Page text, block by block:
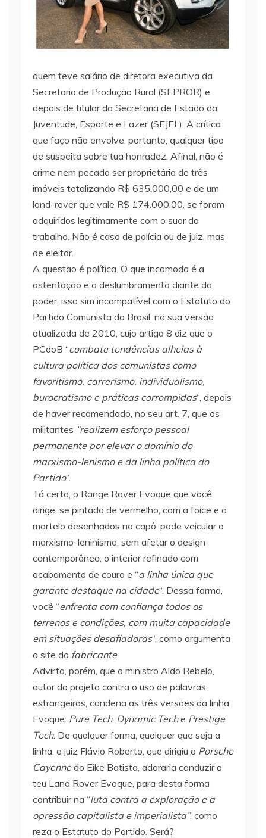
quem teve salário de diretora executiva da
Secretaria de Produção Rural (SEPROR) e
depois de titular da Secretaria de Estado da
Juventude, Esporte e Lazer (SEJEL). A crítica
que faço não envolve, portanto, qualquer tipo
de suspeita sobre tua honradez. Afinal, não é
crime nem pecado ser proprietária de três
imóveis totalizando R$ 635.000,00 e de um
land-rover que vale R$ 174.000,00, se foram
adquiridos legitimamente com o suor do
trabalho. Não é caso de polícia ou de juiz, mas
de eleitor.
A questão é política. O que incomoda é a
ostentação e o deslumbramento diante do
poder, isso sim incompatível com o Estatuto do
Partido Comunista do Brasil, na sua versão
atualizada de 2010, cujo artigo 8 diz que o
PCdoB “combate tendências alheias à
cultura política dos comunistas como
favoritismo, carrerismo, individualismo,
burocratismo e práticas corrompidas“, depois
de haver recomendado, no seu art. 7, que os
militantes “realizem esforço pessoal
permanente por elevar o domínio do
marxismo-lenismo e da linha política do
Partido“.
Tá certo, o Range Rover Evoque que você
dirige, se pintado de vermelho, com a foice e o
martelo desenhados no capô, pode veicular o
marxismo-leninismo, sem afetar o design
contemporâneo, o interior refinado com
acabamento de couro e “a linha única que
garante destaque na cidade“. Dessa forma,
você “enfrenta com confiança todos os
terrenos e condições, com muita capacidade
em situações desafiadoras“, como argumenta
o site do fabricante.
Advirto, porém, que o ministro Aldo Rebelo,
autor do projeto contra o uso de palavras
estrangeiras, condena as três versões da linha
Evoque: Pure Tech, Dynamic Teche Prestige
Tech. De qualquer forma, qualquer que seja a
linha, o juiz Flávio Roberto, que dirigiu o Porsche
Cayennedo Eike Batista, adoraria conduzir o
teu Land Rover Evoque, para desta forma
contribuir na “luta contra a exploração e a
opressão capitalista e imperialista”, como
reza o Estatuto do Partido. Será?